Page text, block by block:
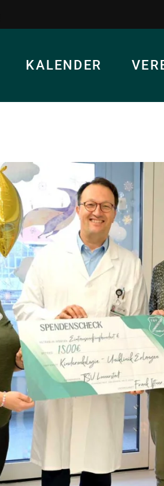
KALENDER